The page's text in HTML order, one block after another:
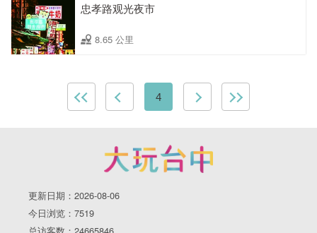
忠孝路观光夜市
8.65 公里
4
更新日期：2026-08-06
今日浏览：7519